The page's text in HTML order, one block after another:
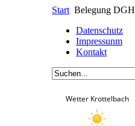
Start Belegung DGH
Datenschutz
Impressunm
Kontakt
Wetter Krottelbach